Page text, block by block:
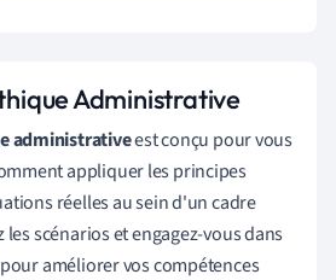
Administrative
administrativeest conçu pour vous
appliquer les principes
réelles au sein d'un cadre
scénarios et engagez-vous dans
améliorer vos compétences